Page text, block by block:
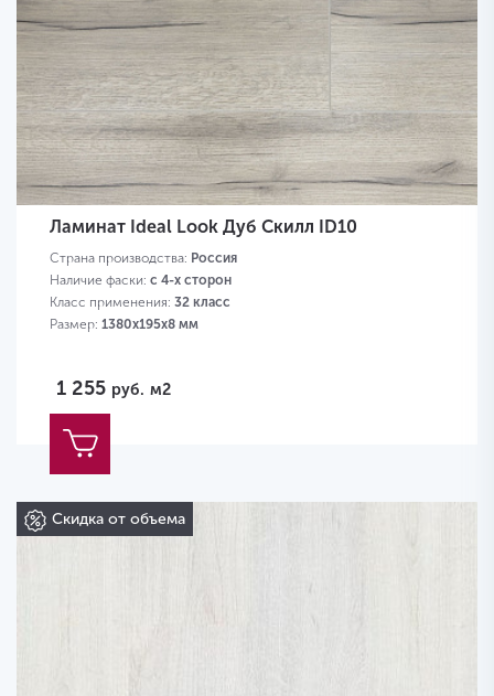
Ламинат Ideal Look Дуб Скилл ID10
Страна производства: Россия
Наличие фаски: с 4-х сторон
Класс применения: 32 класс
Размер: 1380х195х8 мм
1 255 руб. м2
Скидка от объема